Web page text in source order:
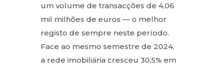
um volume de transacções de 4,06
mil milhões de euros — o melhor
registo de sempre neste período.
Face ao mesmo semestre de 2024,
a rede imobiliária cresceu 30,5% em